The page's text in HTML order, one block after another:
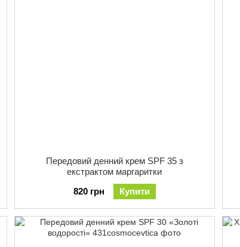
Передовий денний крем SPF 35 з
екстрактом маргаритки
820 грн
Купити